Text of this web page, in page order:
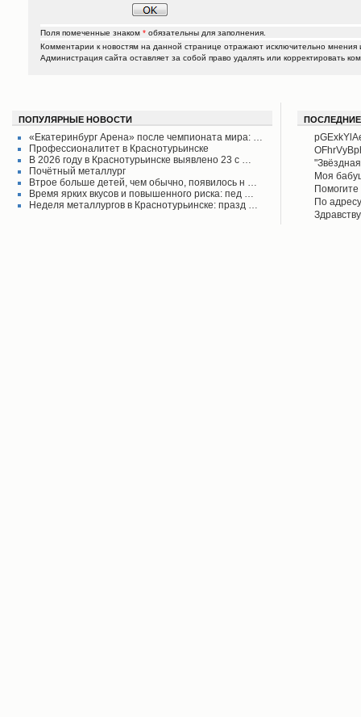
Поля помеченные знаком * обязательны для заполнения.
Комментарии к новостям на данной странице отражают исключительно мнения
Администрация сайта оставляет за собой право удалять или корректировать
ПОПУЛЯРНЫЕ НОВОСТИ
«Екатеринбург Арена» после чемпионата мира: …
Профессионалитет в Краснотурьинске
В 2026 году в Краснотурьинске выявлено 23 с …
Почётный металлург
Втрое больше детей, чем обычно, появилось н …
Время ярких вкусов и повышенного риска: пед …
Неделя металлургов в Краснотурьинске: празд …
своего
поднял
Моя
Айрих
в
По